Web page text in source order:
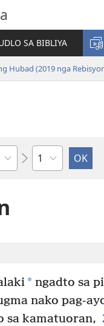
SA BIBLIYA
Hubad (2019 nga
Kapitulo
*ngadto sa
nako pag-
sa kamatuoran,